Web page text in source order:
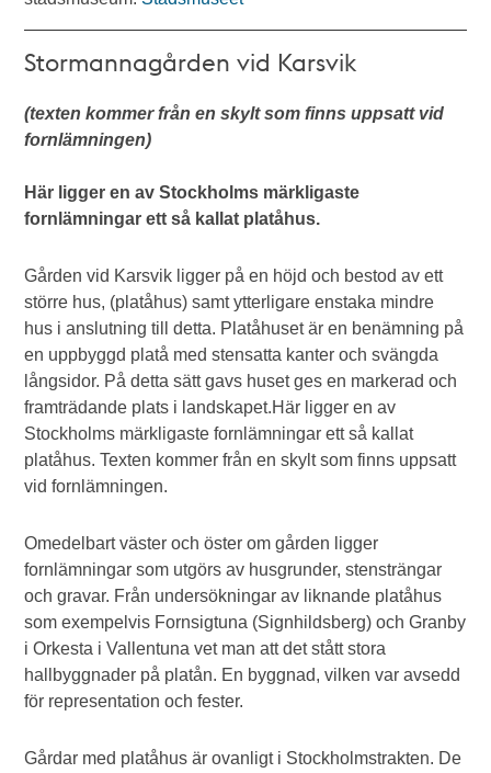
Stormannagården vid Karsvik
(texten kommer från en skylt som finns uppsatt vid
fornlämningen)
Här ligger en av Stockholms märkligaste
fornlämningar ett så kallat platåhus.
Gården vid Karsvik ligger på en höjd och bestod av ett
större hus, (platåhus) samt ytterligare enstaka mindre
hus i anslutning till detta. Platåhuset är en benämning på
en uppbyggd platå med stensatta kanter och svängda
långsidor. På detta sätt gavs huset ges en markerad och
framträdande plats i landskapet.Här ligger en av
Stockholms märkligaste fornlämningar ett så kallat
platåhus. Texten kommer från en skylt som finns uppsatt
vid fornlämningen.
Omedelbart väster och öster om gården ligger
fornlämningar som utgörs av husgrunder, stensträngar
och gravar. Från undersökningar av liknande platåhus
som exempelvis Fornsigtuna (Signhildsberg) och Granby
i Orkesta i Vallentuna vet man att det stått stora
hallbyggnader på platån. En byggnad, vilken var avsedd
för representation och fester.
Gårdar med platåhus är ovanligt i Stockholmstrakten. De